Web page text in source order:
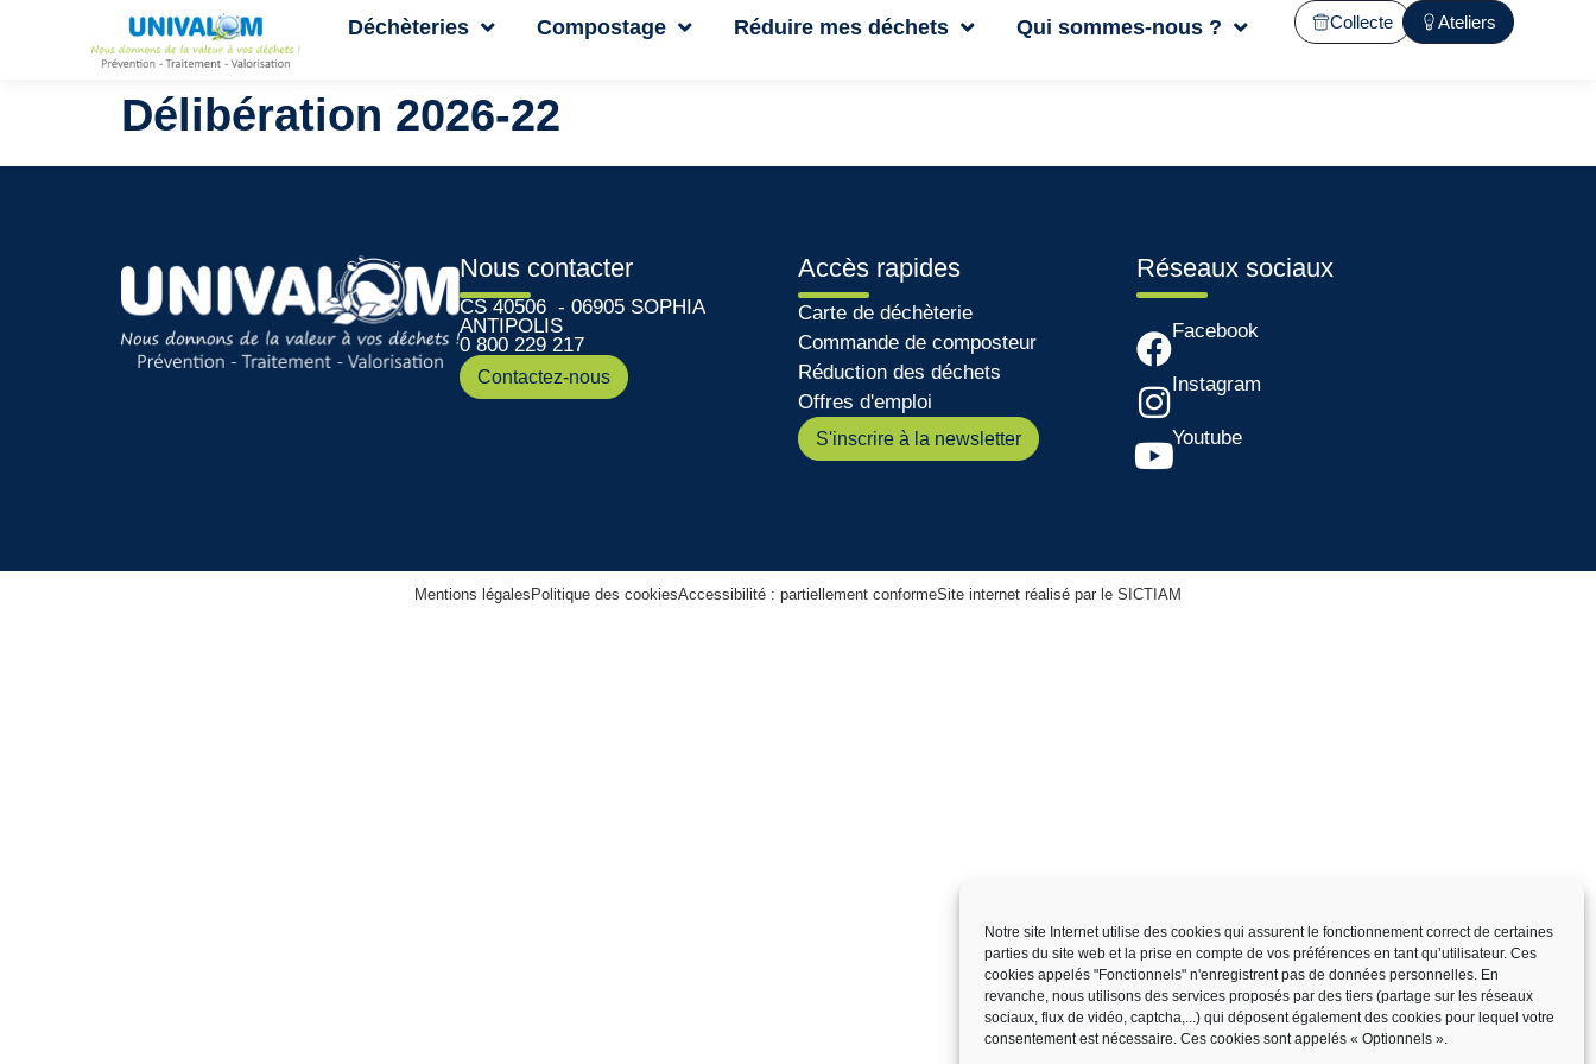
Notre site Internet utilise des cookies qui assurent le fonctionnement correct de certaines
parties du site web et la prise en compte de vos préférences en tant qu’utilisateur. Ces
cookies appelés "Fonctionnels" n'enregistrent pas de données personnelles. En
revanche, nous utilisons des services proposés par des tiers (partage sur les réseaux
sociaux, flux de vidéo, captcha,...) qui déposent également des cookies pour lequel votre
consentement est nécessaire. Ces cookies sont appelés « Optionnels ».
Déchèteries Compostage Réduire mes déchets Qui sommes-nous ? Collecte Ateliers
Délibération 2026-22
Nous contacter
CS 40506 - 06905 SOPHIA
ANTIPOLIS
0 800 229 217
Contactez-nous
Accès rapides
Carte de déchèterie
Commande de composteur
Réduction des déchets
Offres d'emploi
S'inscrire à la newsletter
Réseaux sociaux
Facebook
Instagram
Youtube
Mentions légales Politique des cookiesAccessibilité : partiellement conformeSite internet réalisé par le SICTIAM